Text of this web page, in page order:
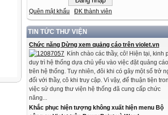
Quên mật khẩu ĐK thành viên
TIN TỨC THƯ VIỆN
Chức năng Dừng xem quảng cáo trên violet.vn
Kính chào các thầy, cô! Hiện tại, kinh
duy trì hệ thống dựa chủ yếu vào việc đặt quảng cáo
trên hệ thống. Tuy nhiên, đôi khi có gây một số trở
đối với thầy, cô khi truy cập. Vì vậy, để thuận tiện
việc sử dụng thư viện hệ thống đã cung cấp chức
năng...
Khắc phục hiện tượng không xuất hiện menu Bộ